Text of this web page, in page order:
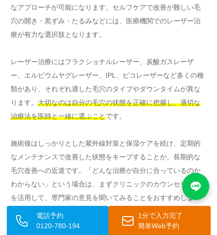
なアプローチが可能になります。セルフケアで改善が難しい毛
穴の開き・黒ずみ・たるみなどには、医療機関でのレーザー治
療が有力な選択肢となります。
レーザー治療にはフラクショナルレーザー、炭酸ガスレーザ
ー、エルビウムヤグレーザー、IPL、ピコレーザーなど多くの種
類があり、それぞれ適した毛穴のタイプやダウンタイムが異な
ります。 大切なのは自分の毛穴の状態を正確に把握し、適切な
治療法を医師と一緒に選ぶことです。
施術後はしっかりとした紫外線対策と保湿ケアを続け、定期的
なメンテナンスで改善した状態をキープすることが、長期的な
毛穴改善への近道です。「どんな治療が自分に合っているのか
わからない」という場合は、まずクリニックのカウンセリング
を活用して、専門家の意見を聞いてみることをおすすめしま
す。アイシークリニック新宿院では、毛穴をはじめとする肌の
悩みに対して、個々の肌状態に合わせた最適な治療プランを提
電話予約
0120-780-194
1分で入力完了
簡単Web予約